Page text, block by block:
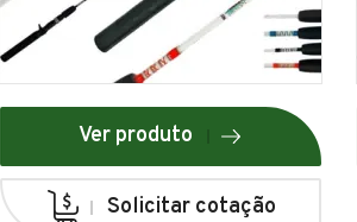
Ver produto
Solicitar cotação